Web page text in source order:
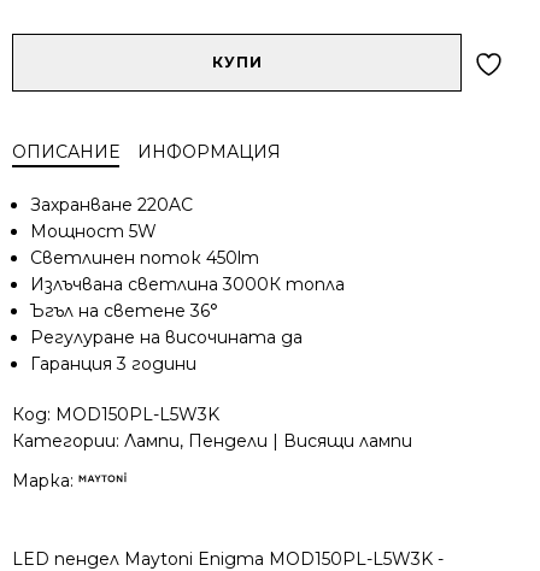
Maytoni
MOD150PL-
L5W3K
220V,
5W,
450lm,
3000K,
IP20,
КУПИ
ОПИСАНИЕ ИНФОРМАЦИЯ
Захранване 220AC
Мощност 5W
Светлинен поток 450lm
Излъчвана светлина 3000К топла
Ъгъл на светене 36°
Регулуране на височината да
Гаранция 3 години
Код: MOD150PL-L5W3K
Категории: Лампи, Пендели | Висящи лампи
Марка:
LED пендел Maytoni Enigma MOD150PL-L5W3K -